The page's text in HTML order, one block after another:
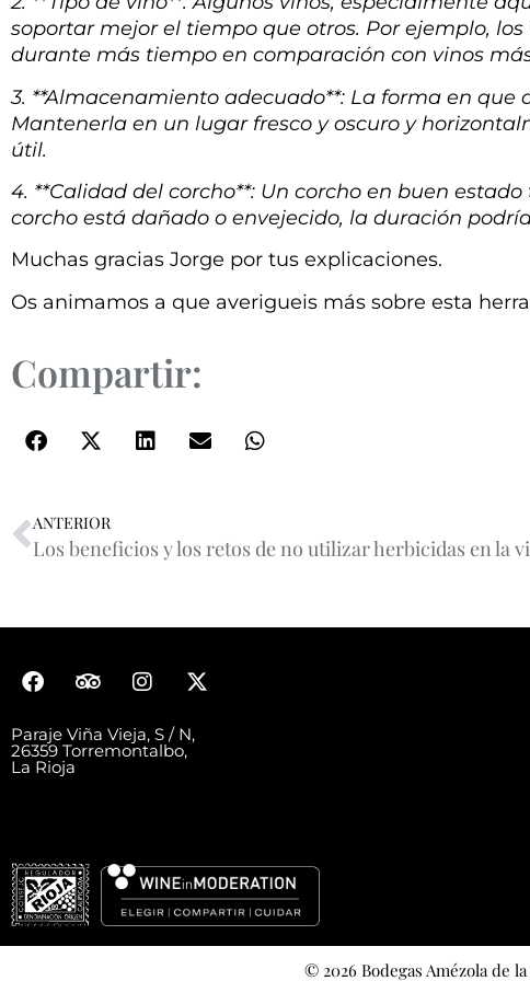
soportar mejor el tiempo que otros. Por ejemplo,
durante más tiempo en comparación con vinos
3. **Almacenamiento adecuado**: La forma en
Mantenerla en un lugar fresco y oscuro y
útil.
4. **Calidad del corcho**: Un corcho en buen
corcho está dañado o envejecido, la duración
Muchas gracias Jorge por tus explicaciones.
Os animamos a que averigueis más sobre esta
Compartir:
ANTERIOR
Los beneficios y los retos de no utilizar herbicidas en la
Paraje Viña Vieja, S / N,
26359 Torremontalbo,
La Rioja
© 2026 Bodegas Amézola de la